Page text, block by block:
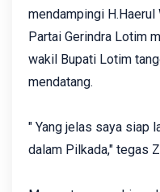
mendampingi H.Haerul
Partai Gerindra Lotim
wakil Bupati Lotim
mendatang.
" Yang jelas saya siap
dalam Pilkada," tegas